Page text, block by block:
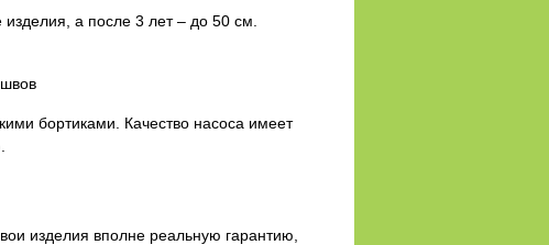
а после 3 лет – до 50 см.
бортиками. Качество насоса имеет
изделия вполне реальную гарантию,